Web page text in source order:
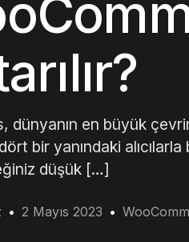
dünyanın en büyük
bir yanındaki
düşük […]
2 Mayıs 2023